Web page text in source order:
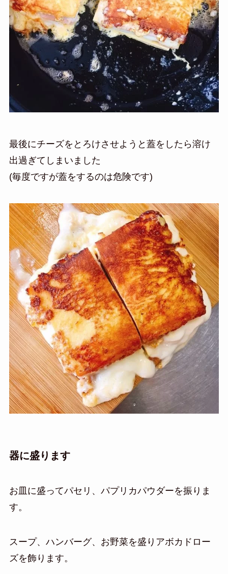
最後にチーズをとろけさせようと蓋をしたら溶け
出過ぎてしまいました
(毎度ですが蓋をするのは危険です)
器に盛ります
お皿に盛ってパセリ、パプリカパウダーを振りま
す。
スープ、ハンバーグ、お野菜を盛りアボカドロー
ズを飾ります。